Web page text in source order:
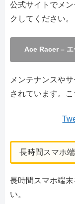
公式サイトでメ
クしてください。
Ace Racer – エ
メンテナンスや
されています。
長時間スマホ
長時間スマホ端
い。